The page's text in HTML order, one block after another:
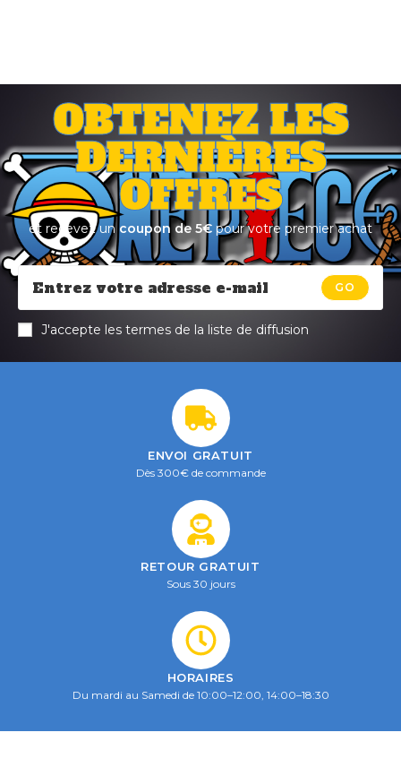
OBTENEZ LES
DERNIÈRES
OFFRES
et recevez un coupon de 5€ pour votre premier achat
GO
J'accepte les termes de la liste de diffusion
ENVOI GRATUIT
Dès 300€ de commande
RETOUR GRATUIT
Sous 30 jours
HORAIRES
Du mardi au Samedi de 10:00–12:00, 14:00–18:30